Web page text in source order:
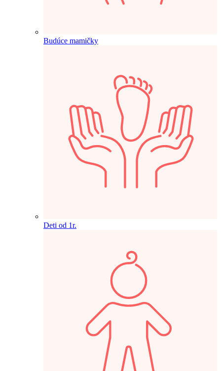
Budúce mamičky
Deti od 1r.